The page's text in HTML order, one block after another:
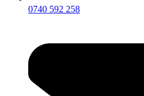
0740 592 258